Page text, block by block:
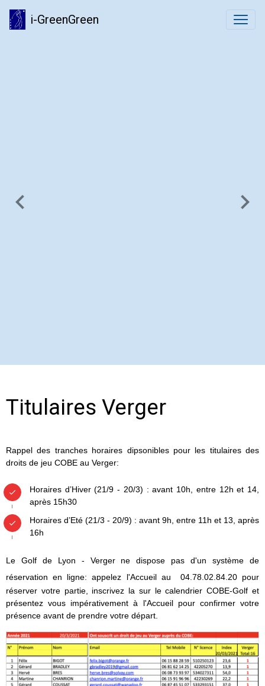
i-GreenGreen
Titulaires Verger
Rappel des tranches horaires dipsonibles pour les titulaires des
droits de jeu COBE au Verger:
Horaires d’Hiver (21/9 - 20/3) : avant 10h, entre 12h et 14,
après 15h30
Horaires d’Eté (21/3 - 20/9) : avant 9h, entre 11h et 13, après
16h
Le Golf de Lyon - Verger ne dispose pas d'un système de
réservation en ligne: appelez l'Accueil au
04.78.02.84.20 pour
réserver votre partie, inscrivez la sur le calendrier COBE-Golf et
présentez vous impérativement à l'Accueil pour confirmer votre
présence avant de prendre votre départ.